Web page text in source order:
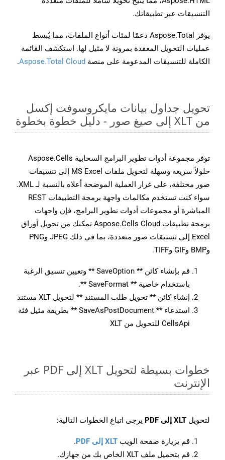
التنسيقات عبر تطبيقاتك.
يوفر Aspose.Total دعمًا لمئات أنواع الملفات، مما يُبسط
عمليات التحويل المعقدة بمرونة لا مثيل لها. استكشف القائمة
الكاملة للتنسيقات المدعومة على منصة Aspose.Total Cloud
.
تحويل جداول بيانات مايكروسوفت إكسل
من XLT إلى صيغ صور - دليل خطوة بخطوة
توفر مجموعة أدوات تطوير البرامج السحابية Aspose.Cells
حلولاً سريعة وسهلة لتحويل ملفات MS Excel إلى تنسيقات
صور مختلفة، على غرار العملية الموضحة أعلاه بالنسبة لـ XML.
سواء كنت تستخدم مكالمات واجهة برمجة التطبيقات REST
المباشرة أو مجموعات أدوات تطوير البرامج، فإن واجهات
برمجة تطبيقات Aspose.Cells Cloud تمكنك من تحويل أوراق
Excel إلى تنسيقات صور متعددة، بما في ذلك JPEG وPNG
وBMP وGIF وTIFF.
قم بإنشاء كائن ** SaveOption ** وتعيين تنسيق الرغبة
باستخدام خاصية ** SaveFormat **.
إنشاء كائن ** تحويل طلب المستند ** لتحويل XLT مستند
استدعاء ** SaveAsPostDocument ** بطريقة مثيل فئة
CellsApi للتحويل من XLT
خطوات بسيطة لتحويل XLT إلى PDF عبر
الإنترنت
لتحويل XLT إلى PDF يرجى اتباع الخطوات التالية:
قم بزيارة صفحة الويب XLT إلى PDF
.
قم بتحميل ملف XLT الخاص بك من جهازك.